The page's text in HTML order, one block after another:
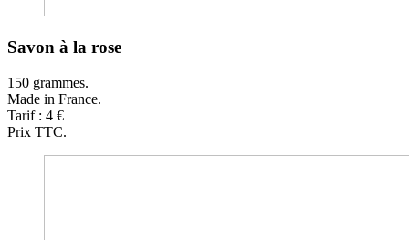
Savon à la rose
150 grammes.
Made in France.
Tarif : 4 €
Prix TTC.